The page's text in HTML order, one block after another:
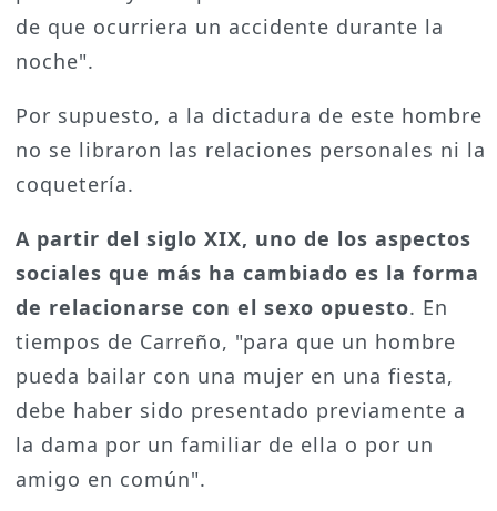
de que ocurriera un accidente durante la
noche".
Por supuesto, a la dictadura de este hombre
no se libraron las relaciones personales ni la
coquetería.
A partir del siglo XIX, uno de los aspectos
sociales que más ha cambiado es la forma
de relacionarse con el sexo opuesto. En
tiempos de Carreño, "para que un hombre
pueda bailar con una mujer en una fiesta,
debe haber sido presentado previamente a
la dama por un familiar de ella o por un
amigo en común".